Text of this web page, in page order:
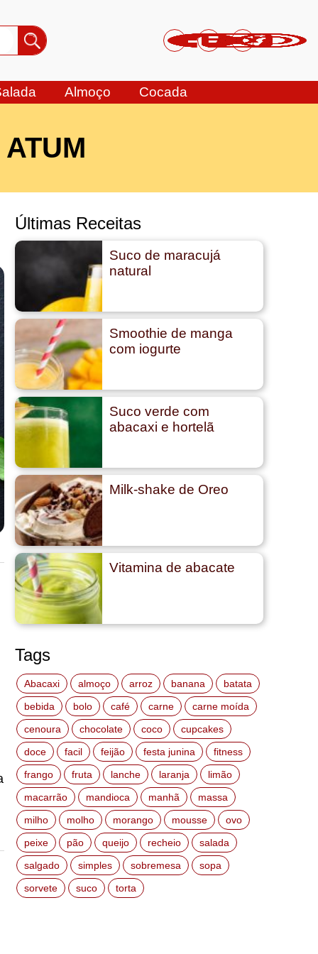
Almoço Cocada
Últimas Receitas
Suco de maracujá
natural
Smoothie de manga
com iogurte
Suco verde com
abacaxi e hortelã
Milk-shake de Oreo
Vitamina de abacate
Tags
Abacaxi almoço arroz banana
batata
bebida
bolo café carne
carne moída
cenoura
chocolate coco
cupcakes
doce
facil feijão festa junina
fitness
frango
fruta lanche laranja
limão
macarrão
mandioca manhã
massa
milho
molho morango mousse
ovo
peixe
pão queijo recheio
salada
salgado
simples sobremesa
sopa
sorvete
suco torta